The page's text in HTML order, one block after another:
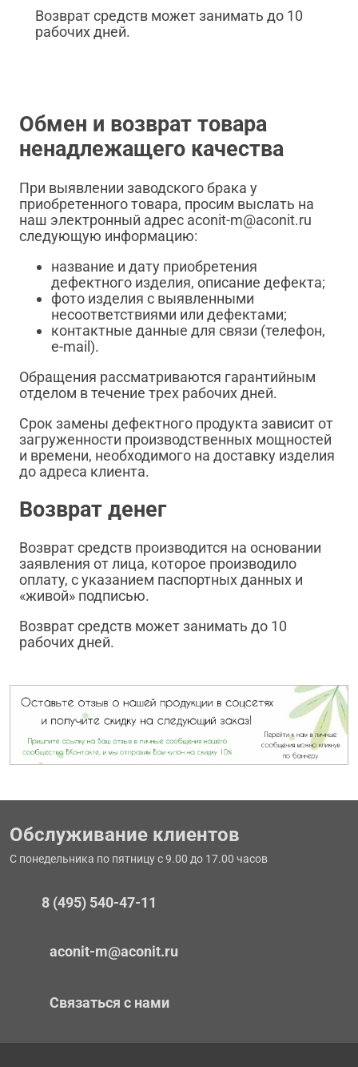
Возврат средств может занимать до 10
рабочих дней.
Обмен и возврат товара
ненадлежащего качества
При выявлении заводского брака у
приобретенного товара, просим выслать на
наш электронный адрес aconit-m@aconit.ru
следующую информацию:
название и дату приобретения
дефектного изделия, описание дефекта;
фото изделия с выявленными
несоответствиями или дефектами;
контактные данные для связи (телефон,
e-mail).
Обращения рассматриваются гарантийным
отделом в течение трех рабочих дней.
Срок замены дефектного продукта зависит от
загруженности производственных мощностей
и времени, необходимого на доставку изделия
до адреса клиента.
Возврат денег
Возврат средств производится на основании
заявления от лица, которое производило
оплату, с указанием паспортных данных и
«живой» подписью.
Возврат средств может занимать до 10
рабочих дней.
Обслуживание клиентов
С понедельника по пятницу с 9.00 до 17.00 часов
8 (495) 540-47-11
aconit-m@aconit.ru
Связаться с нами